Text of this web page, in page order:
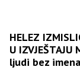
HELEZ
U
ljudi bez